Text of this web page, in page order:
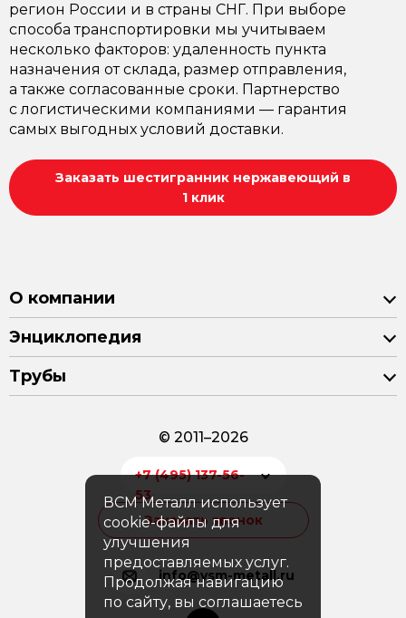
регион России и в страны СНГ. При выборе
способа транспортировки мы учитываем
несколько факторов: удаленность пункта
назначения от склада, размер отправления,
а также согласованные сроки. Партнерство
с логистическими компаниями — гарантия
самых выгодных условий доставки.
Заказать шестигранник нержавеющий в
1 клик
О компании
Энциклопедия
Трубы
© 2011–2026
+7 (495) 137-56-
53
Заказать звонок
info@vsm-metall.ru
ВСМ Металл использует
cookie-файлы для
улучшения
предоставляемых услуг.
Продолжая навигацию
по сайту, вы соглашаетесь